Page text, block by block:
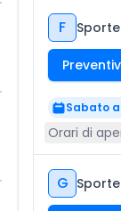
F
Sabato
Orari di
G